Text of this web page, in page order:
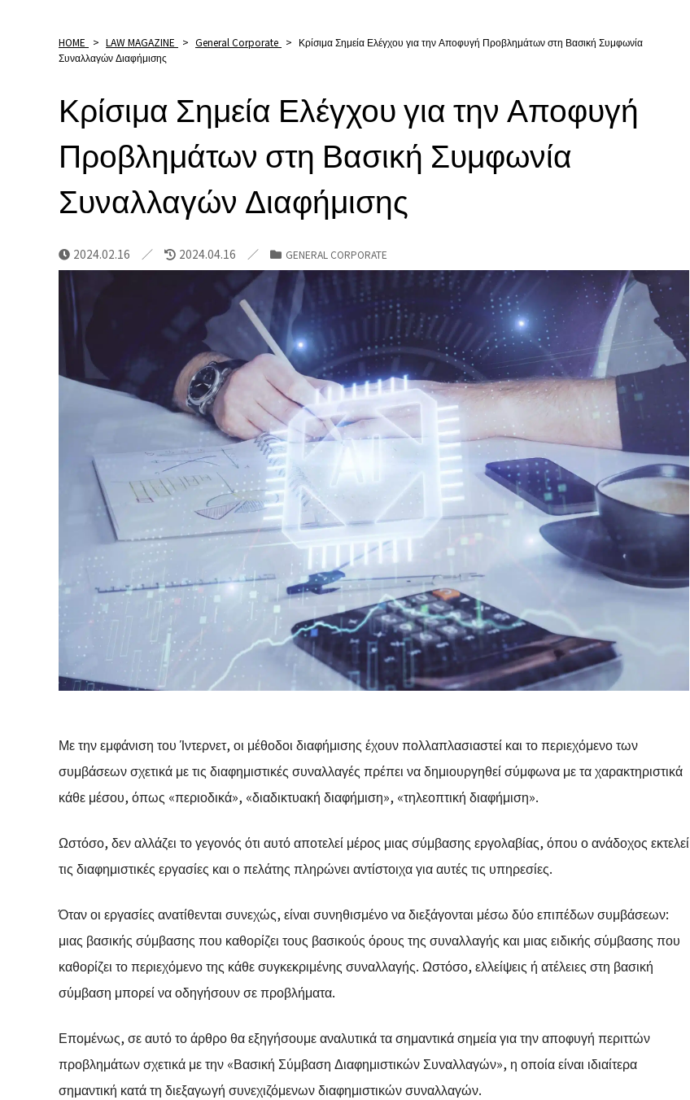
HOME > LAW MAGAZINE > General Corporate > Κρίσιμα Σημεία Ελέγχου για την Αποφυγή Προβλημάτων στη Βασική Συμφωνία
Συναλλαγών Διαφήμισης
Κρίσιμα Σημεία Ελέγχου για την Αποφυγή
Προβλημάτων στη Βασική Συμφωνία
Συναλλαγών Διαφήμισης
2024.02.16 2024.04.16 GENERAL CORPORATE
Με την εμφάνιση του Ίντερνετ, οι μέθοδοι διαφήμισης έχουν πολλαπλασιαστεί και το περιεχόμενο των
συμβάσεων σχετικά με τις διαφημιστικές συναλλαγές πρέπει να δημιουργηθεί σύμφωνα με τα χαρακτηριστικά
κάθε μέσου, όπως «περιοδικά», «διαδικτυακή διαφήμιση», «τηλεοπτική διαφήμιση».
Ωστόσο, δεν αλλάζει το γεγονός ότι αυτό αποτελεί μέρος μιας σύμβασης εργολαβίας, όπου ο ανάδοχος εκτελεί
τις διαφημιστικές εργασίες και ο πελάτης πληρώνει αντίστοιχα για αυτές τις υπηρεσίες.
Όταν οι εργασίες ανατίθενται συνεχώς, είναι συνηθισμένο να διεξάγονται μέσω δύο επιπέδων συμβάσεων:
μιας βασικής σύμβασης που καθορίζει τους βασικούς όρους της συναλλαγής και μιας ειδικής σύμβασης που
καθορίζει το περιεχόμενο της κάθε συγκεκριμένης συναλλαγής. Ωστόσο, ελλείψεις ή ατέλειες στη βασική
σύμβαση μπορεί να οδηγήσουν σε προβλήματα.
Επομένως, σε αυτό το άρθρο θα εξηγήσουμε αναλυτικά τα σημαντικά σημεία για την αποφυγή περιττών
προβλημάτων σχετικά με την «Βασική Σύμβαση Διαφημιστικών Συναλλαγών», η οποία είναι ιδιαίτερα
σημαντική κατά τη διεξαγωγή συνεχιζόμενων διαφημιστικών συναλλαγών.